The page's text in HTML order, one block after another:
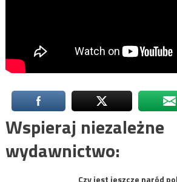
Wspieraj niezależne
wydawnictwo:
Czy jest jeszcze naród